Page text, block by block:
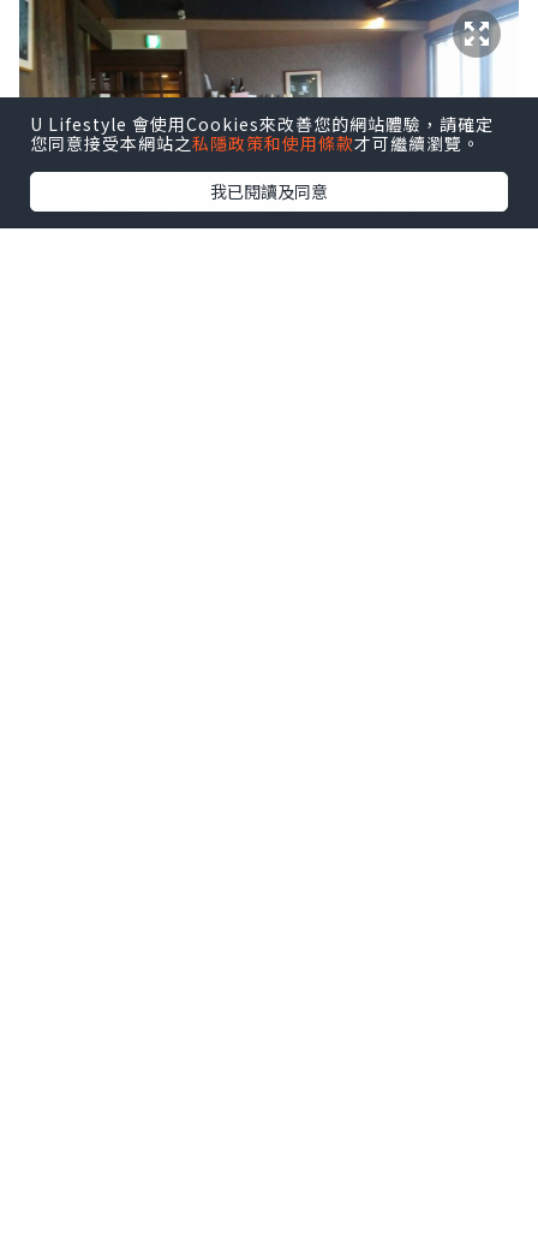
U Lifestyle 會使用Cookies來改善您的網站體驗，請確定
您同意接受本網站之私隱政策和使用條款才可繼續瀏覽。
我已閱讀及同意